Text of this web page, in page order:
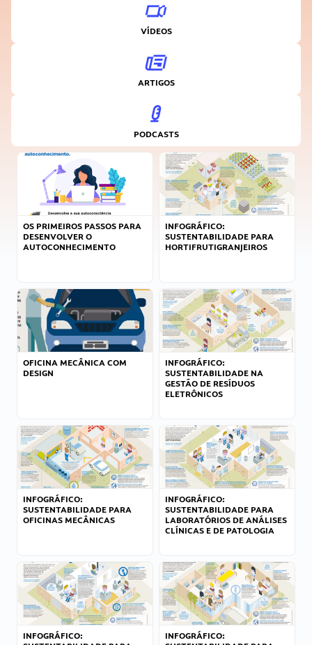
VÍDEOS
ARTIGOS
PODCASTS
OS PRIMEIROS PASSOS PARA
DESENVOLVER O
AUTOCONHECIMENTO
INFOGRÁFICO:
SUSTENTABILIDADE PARA
HORTIFRUTIGRANJEIROS
OFICINA MECÂNICA COM
DESIGN
INFOGRÁFICO:
SUSTENTABILIDADE NA
GESTÃO DE RESÍDUOS
ELETRÔNICOS
INFOGRÁFICO:
SUSTENTABILIDADE PARA
OFICINAS MECÂNICAS
INFOGRÁFICO:
SUSTENTABILIDADE PARA
LABORATÓRIOS DE ANÁLISES
CLÍNICAS E DE PATOLOGIA
INFOGRÁFICO:
INFOGRÁFICO: